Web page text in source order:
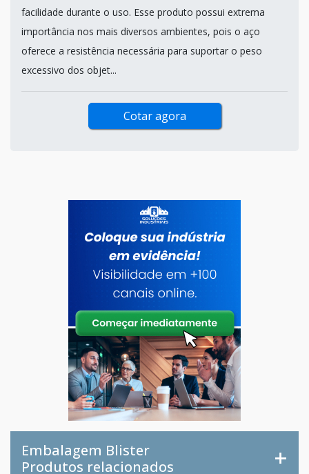
facilidade durante o uso. Esse produto possui extrema
importância nos mais diversos ambientes, pois o aço
oferece a resistência necessária para suportar o peso
excessivo dos objet...
Cotar agora
Embalagem Blister
Produtos relacionados